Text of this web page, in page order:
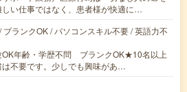
い仕事ではなく、患者様が快適に…
ブランクOK / パソコンスキル不要 / 英語力不
OK年齢・学歴不問 ブランクOK★10名以上
不要です。少しでも興味があ…